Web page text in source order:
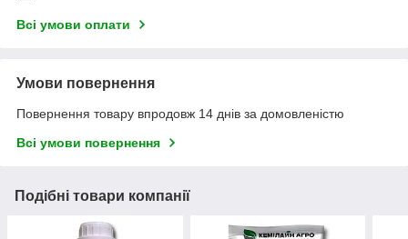
Всі умови оплати
Умови повернення
Повернення товару впродовж 14 днів за домовленістю
Всі умови повернення
Подібні товари компанії